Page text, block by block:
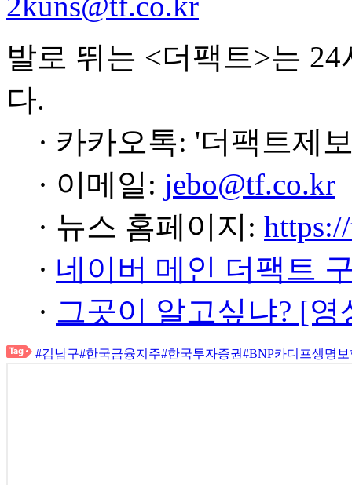
발로 뛰는 <더팩트>는
다.
· 카카오톡: '더팩트제
· 이메일: jebo@tf.co.kr
· 뉴스 홈페이지:
· 네이버 메인 더팩트
· 그곳이 알고싶냐? [
#김남구#한국금융지주#한국투자증권#BNP카디프생명보